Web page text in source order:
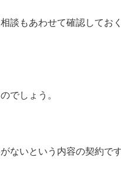
談 もあわせて確認してお
でしょう。
ないという内容の契約です